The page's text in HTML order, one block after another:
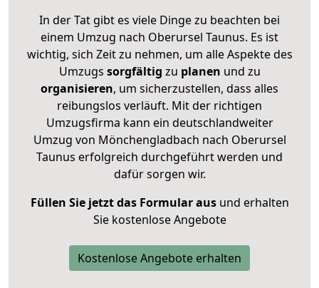
In der Tat gibt es viele Dinge zu beachten bei
einem Umzug nach Oberursel Taunus. Es ist
wichtig, sich Zeit zu nehmen, um alle Aspekte des
Umzugs sorgfältig zu planen und zu
organisieren, um sicherzustellen, dass alles
reibungslos verläuft. Mit der richtigen
Umzugsfirma kann ein deutschlandweiter
Umzug von Mönchengladbach nach Oberursel
Taunus erfolgreich durchgeführt werden und
dafür sorgen wir.
Füllen Sie jetzt das Formular ausund erhalten
Sie kostenlose Angebote
Kostenlose Angebote erhalten